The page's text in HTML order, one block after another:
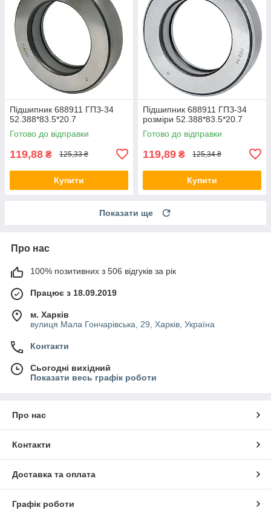
Підшипник 688911 ГПЗ-34
52.388*83.5*20.7
Готово до відправки
119,88 ₴ 125,33 ₴
Купити
Підшипник 688911 ГПЗ-34
розміри 52.388*83.5*20.7
Готово до відправки
119,89 ₴ 125,34 ₴
Купити
Показати ще
Про нас
100% позитивних з 506 відгуків за рік
Працює з 18.09.2019
м. Харків
вулиця Мала Гончарівська, 29, Харків, Україна
Контакти
Сьогодні вихідний
Показати весь графік роботи
Про нас
Контакти
Доставка та оплата
Графік роботи